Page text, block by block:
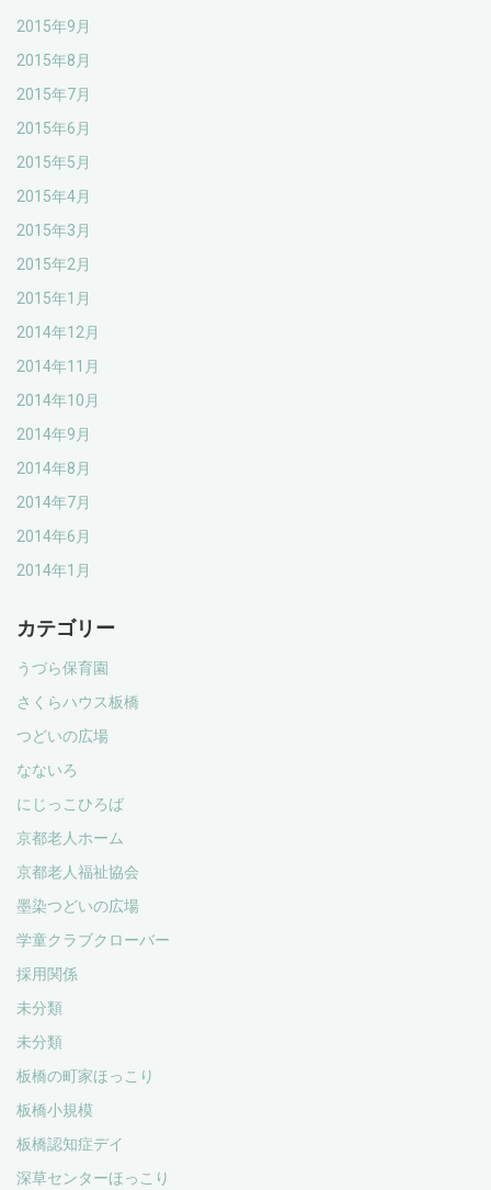
2015年9月
2015年8月
2015年7月
2015年6月
2015年5月
2015年4月
2015年3月
2015年2月
2015年1月
2014年12月
2014年11月
2014年10月
2014年9月
2014年8月
2014年7月
2014年6月
2014年1月
カテゴリー
うづら保育園
さくらハウス板橋
つどいの広場
なないろ
にじっこひろば
京都老人ホーム
京都老人福祉協会
墨染つどいの広場
学童クラブクローバー
採用関係
未分類
未分類
板橋の町家ほっこり
板橋小規模
板橋認知症デイ
深草センターほっこり